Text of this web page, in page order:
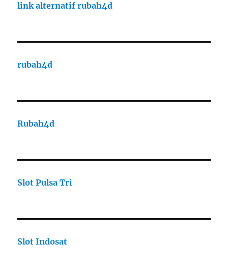
link alternatif rubah4d
rubah4d
Rubah4d
Slot Pulsa Tri
Slot Indosat